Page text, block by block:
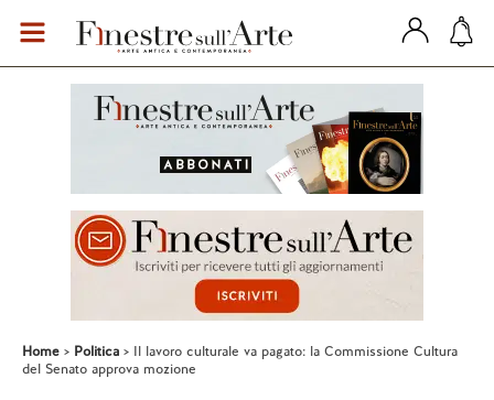
Home Politica
Il lavoro culturale va pagato: la Commissione Cultura
del Senato approva mozione